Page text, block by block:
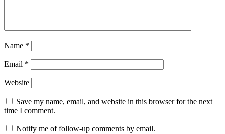
Name *
Email *
Website
Save my name, email, and website in this browser for the next
time I comment.
Notify me of follow-up comments by email.